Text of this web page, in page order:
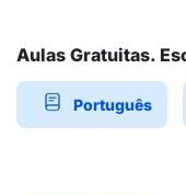
Aulas Gratuitas.
Português